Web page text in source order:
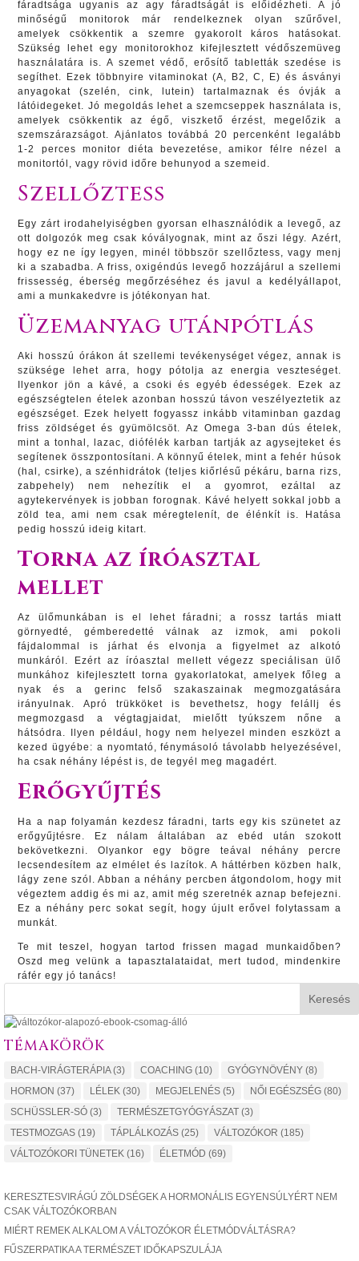
fáradtsága ugyanis az agy fáradtságát is előidézheti. A jó
minőségű monitorok már rendelkeznek olyan szűrővel,
amelyek csökkentik a szemre gyakorolt káros hatásokat.
Szükség lehet egy monitorokhoz kifejlesztett védőszemüveg
használatára is. A szemet védő, erősítő tabletták szedése is
segíthet. Ezek többnyire vitaminokat (A, B2, C, E) és ásványi
anyagokat (szelén, cink, lutein) tartalmaznak és óvják a
látóidegeket. Jó megoldás lehet a szemcseppek használata is,
amelyek csökkentik az égő, viszkető érzést, megelőzik a
szemszárazságot. Ajánlatos továbbá 20 percenként legalább
1-2 perces monitor diéta bevezetése, amikor félre nézel a
monitortól, vagy rövid időre behunyod a szemeid.
Szellőztess
Egy zárt irodahelyiségben gyorsan elhasználódik a levegő, az
ott dolgozók meg csak kóvályognak, mint az őszi légy. Azért,
hogy ez ne így legyen, minél többször szellőztess, vagy menj
ki a szabadba. A friss, oxigéndús levegő hozzájárul a szellemi
frissesség, éberség megőrzéséhez és javul a kedélyállapot,
ami a munkakedvre is jótékonyan hat.
Üzemanyag utánpótlás
Aki hosszú órákon át szellemi tevékenységet végez, annak is
szüksége lehet arra, hogy pótolja az energia veszteséget.
Ilyenkor jön a kávé, a csoki és egyéb édességek. Ezek az
egészségtelen ételek azonban hosszú távon veszélyeztetik az
egészséget. Ezek helyett fogyassz inkább vitaminban gazdag
friss zöldséget és gyümölcsöt. Az Omega 3-ban dús ételek,
mint a tonhal, lazac, diófélék karban tartják az agysejteket és
segítenek összpontosítani. A könnyű ételek, mint a fehér húsok
(hal, csirke), a szénhidrátok (teljes kiőrlésű pékáru, barna rizs,
zabpehely) nem nehezítik el a gyomrot, ezáltal az
agytekervények is jobban forognak. Kávé helyett sokkal jobb a
zöld tea, ami nem csak méregtelenít, de élénkít is. Hatása
pedig hosszú ideig kitart.
Torna az íróasztal
mellet
Az ülőmunkában is el lehet fáradni; a rossz tartás miatt
görnyedté, gémberedetté válnak az izmok, ami pokoli
fájdalommal is járhat és elvonja a figyelmet az alkotó
munkáról. Ezért az íróasztal mellett végezz speciálisan ülő
munkához kifejlesztett torna gyakorlatokat, amelyek főleg a
nyak és a gerinc felső szakaszainak megmozgatására
irányulnak. Apró trükköket is bevethetsz, hogy felállj és
megmozgasd a végtagjaidat, mielőtt tyúkszem nőne a
hátsódra. Ilyen például, hogy nem helyezel minden eszközt a
kezed ügyébe: a nyomtató, fénymásoló távolabb helyezésével,
ha csak néhány lépést is, de tegyél meg magadért.
Erőgyűjtés
Ha a nap folyamán kezdesz fáradni, tarts egy kis szünetet az
erőgyűjtésre. Ez nálam általában az ebéd után szokott
bekövetkezni. Olyankor egy bögre teával néhány percre
lecsendesítem az elmélet és lazítok. A háttérben közben halk,
lágy zene szól. Abban a néhány percben átgondolom, hogy mit
végeztem addig és mi az, amit még szeretnék aznap befejezni.
Ez a néhány perc sokat segít, hogy újult erővel folytassam a
munkát.
Te mit teszel, hogyan tartod frissen magad munkaidőben?
Oszd meg velünk a tapasztalataidat, mert tudod, mindenkire
ráfér egy jó tanács!
Keresés
TÉMAKÖRÖK
BACH-VIRÁGTERÁPIA(3) COACHING (10) GYÓGYNÖVÉNY (8)
HORMON (37) LÉLEK (30) MEGJELENÉS (5) NŐI EGÉSZSÉG (80)
SCHÜSSLER-SÓ (3) TERMÉSZETGYÓGYÁSZAT (3)
TESTMOZGAS (19) TÁPLÁLKOZÁS (25) VÁLTOZÓKOR (185)
VÁLTOZÓKORI TÜNETEK (16) ÉLETMÓD (69)
KERESZTESVIRÁGÚ ZÖLDSÉGEK A HORMONÁLIS EGYENSÚLYÉRT NEM
CSAK VÁLTOZÓKORBAN
MIÉRT REMEK ALKALOM A VÁLTOZÓKOR ÉLETMÓDVÁLTÁSRA?
FŰSZERPATIKA A TERMÉSZET IDŐKAPSZULÁJA